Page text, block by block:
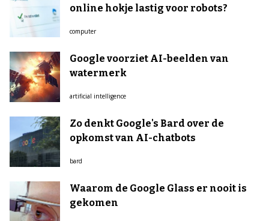
online hokje lastig voor robots?
computer
Google voorziet AI-beelden van
watermerk
artificial intelligence
Zo denkt Google's Bard over de
opkomst van AI-chatbots
bard
Waarom de Google Glass er nooit is
gekomen